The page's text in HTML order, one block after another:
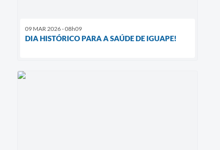
09 MAR 2026 - 08h09
DIA HISTÓRICO PARA A SAÚDE DE IGUAPE!